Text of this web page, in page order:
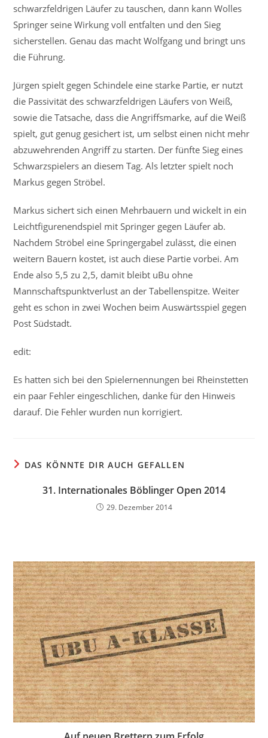
schwarzfeldrigen Läufer zu tauschen, dann kann Wolles
Springer seine Wirkung voll entfalten und den Sieg
sicherstellen. Genau das macht Wolfgang und bringt uns
die Führung.
Jürgen spielt gegen Schindele eine starke Partie, er nutzt
die Passivität des schwarzfeldrigen Läufers von Weiß,
sowie die Tatsache, dass die Angriffsmarke, auf die Weiß
spielt, gut genug gesichert ist, um selbst einen nicht mehr
abzuwehrenden Angriff zu starten. Der fünfte Sieg eines
Schwarzspielers an diesem Tag. Als letzter spielt noch
Markus gegen Ströbel.
Markus sichert sich einen Mehrbauern und wickelt in ein
Leichtfigurenendspiel mit Springer gegen Läufer ab.
Nachdem Ströbel eine Springergabel zulässt, die einen
weitern Bauern kostet, ist auch diese Partie vorbei. Am
Ende also 5,5 zu 2,5, damit bleibt uBu ohne
Mannschaftspunktverlust an der Tabellenspitze. Weiter
geht es schon in zwei Wochen beim Auswärtsspiel gegen
Post Südstadt.
edit:
Es hatten sich bei den Spielernennungen bei Rheinstetten
ein paar Fehler eingeschlichen, danke für den Hinweis
darauf. Die Fehler wurden nun korrigiert.
DAS KÖNNTE DIR AUCH GEFALLEN
31. Internationales Böblinger Open 2014
29. Dezember 2014